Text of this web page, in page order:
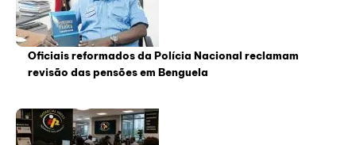
Oficiais reformados da Polícia Nacional reclamam
revisão das pensões em Benguela